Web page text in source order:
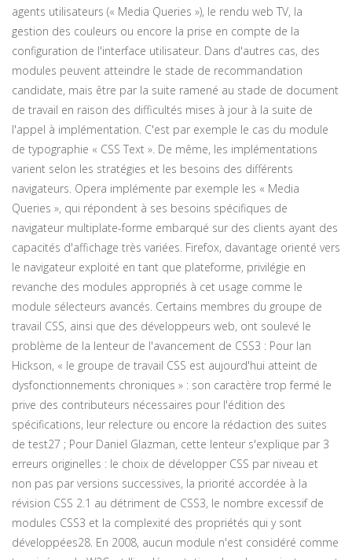
agents utilisateurs (« Media Queries »), le rendu web TV, la
gestion des couleurs ou encore la prise en compte de la
configuration de l'interface utilisateur. Dans d'autres cas, des
modules peuvent atteindre le stade de recommandation
candidate, mais être par la suite ramené au stade de document
de travail en raison des difficultés mises à jour à la suite de
l'appel à implémentation. C'est par exemple le cas du module
de typographie « CSS Text ». De même, les implémentations
varient selon les stratégies et les besoins des différents
navigateurs. Opera implémente par exemple les « Media
Queries », qui répondent à ses besoins spécifiques de
navigateur multiplate-forme embarqué sur des clients ayant des
capacités d'affichage très variées. Firefox, davantage orienté vers
le navigateur exploité en tant que plateforme, privilégie en
revanche des modules appropriés à cet usage comme le
module sélecteurs avancés. Certains membres du groupe de
travail CSS, ainsi que des développeurs web, ont soulevé le
problème de la lenteur de l'avancement de CSS3 : Pour Ian
Hickson, « le groupe de travail CSS est aujourd'hui atteint de
dysfonctionnements chroniques » : son caractère trop fermé le
prive des contributeurs nécessaires pour l'édition des
spécifications, leur relecture ou encore la rédaction des suites
de test27 ; Pour Daniel Glazman, cette lenteur s'explique par 3
erreurs originelles : le choix de développer CSS par niveau et
non pas par versions successives, la priorité accordée à la
révision CSS 2.1 au détriment de CSS3, le nombre excessif de
modules CSS3 et la complexité des propriétés qui y sont
développées28. En 2008, aucun module n'est considéré comme